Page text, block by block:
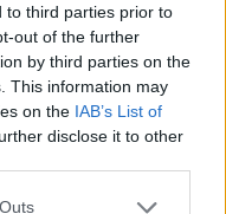
to third parties prior to
out of the further
by third parties on the
This information may
on the IAB’s List of
disclose it to other
one or more Google
χρόνο, το
'Αμεσα μέτρα για
ελλείψεων